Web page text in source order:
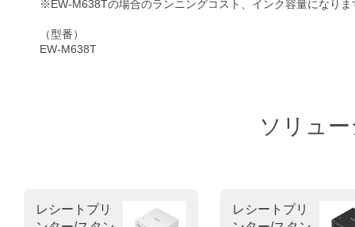
※EW-M638Tの場合のランニングコスト、インク容量になり
（型番）
EW-M638T
ソリュ
レシートプリ
レシートプリ